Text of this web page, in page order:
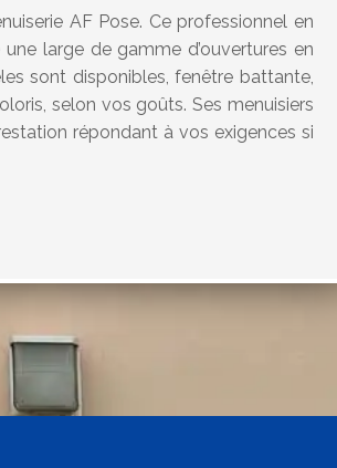
AF Pose. Ce professionnel en
large de gamme d’ouvertures en
sont disponibles, fenêtre battante,
selon vos goûts. Ses menuisiers
répondant à vos exigences si